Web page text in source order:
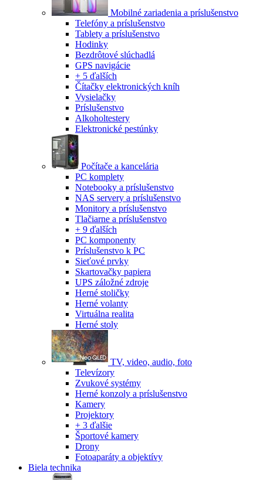
Mobilné zariadenia a príslušenstvo
Telefóny a príslušenstvo
Tablety a príslušenstvo
Hodinky
Bezdrôtové slúchadlá
GPS navigácie
+ 5 ďalších
Čítačky elektronických kníh
Vysielačky
Príslušenstvo
Alkoholtestery
Elektronické pestúnky
Počítače a kancelária
PC komplety
Notebooky a príslušenstvo
NAS servery a príslušenstvo
Monitory a príslušenstvo
Tlačiarne a príslušenstvo
+ 9 ďalších
PC komponenty
Príslušenstvo k PC
Sieťové prvky
Skartovačky papiera
UPS záložné zdroje
Herné stoličky
Herné volanty
Virtuálna realita
Herné stoly
TV, video, audio, foto
Televízory
Zvukové systémy
Herné konzoly a príslušenstvo
Kamery
Projektory
+ 3 ďalšie
Športové kamery
Drony
Fotoaparáty a objektívy
Biela technika